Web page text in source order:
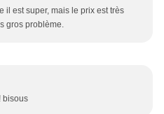
il est super, mais le prix est très
gros problème.
bisous